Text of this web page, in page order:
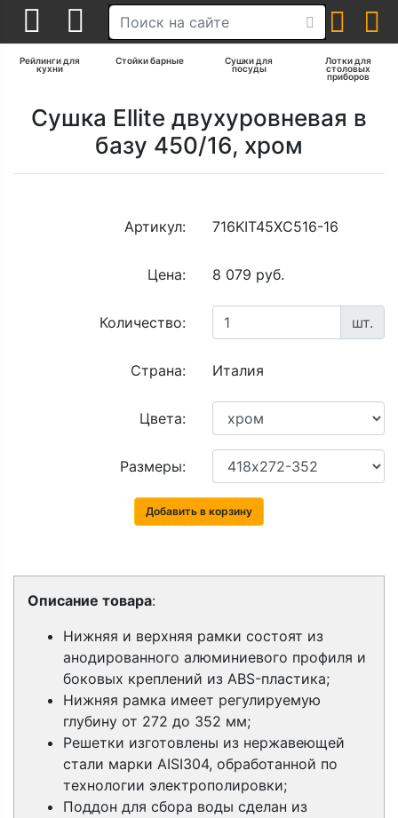
Рейлинги для
кухни
Стойки барные Сушки для
посуды
Лотки для
столовых
приборов
Сушка Ellite двухуровневая в
базу 450/16, хром
Артикул: 716KIT45XC516-16
Цена: 8 079 руб.
Количество: шт.
Страна: Италия
Цвета:
Размеры:
Добавить в корзину
Описание товара:
Нижняя и верхняя рамки состоят из
анодированного алюминиевого профиля и
боковых креплений из ABS-пластика;
Нижняя рамка имеет регулируемую
глубину от 272 до 352 мм;
Решетки изготовлены из нержавеющей
стали марки AISI304, обработанной по
технологии электрополировки;
Поддон для сбора воды сделан из